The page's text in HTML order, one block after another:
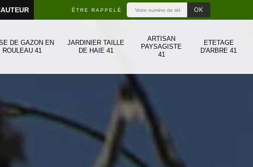
ÊTRE RAPPELÉ
DE GAZON EN
ROULEAU 41
JARDINIER TAILLE
DE HAIE 41
ARTISAN
PAYSAGISTE
41
ETETAGE
D'ARBRE 41